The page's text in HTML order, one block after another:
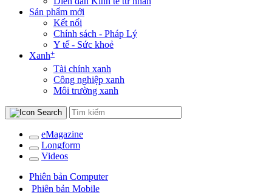
Sản phẩm mới
Kết nối
Chính sách - Pháp Lý
Y tế - Sức khoẻ
Xanh+
Tài chính xanh
Công nghiệp xanh
Môi trường xanh
eMagazine
Longform
Videos
Phiên bản Computer
Phiên bản Mobile